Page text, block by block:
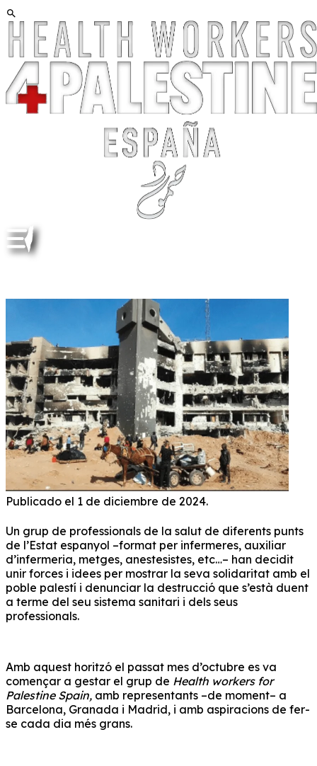
Publicado el 1 de diciembre de 2024.
Un grup de professionals de la salut de diferents punts
de l’Estat espanyol –format per infermeres, auxiliar
d’infermeria, metges, anestesistes, etc…– han decidit
unir forces i idees per mostrar la seva solidaritat amb el
poble palestí i denunciar la destrucció que s’està duent
a terme del seu sistema sanitari i dels seus
professionals.
Amb aquest horitzó el passat mes d’octubre es va
començar a gestar el grup de Health workers for
Palestine Spain, amb representants –de moment– a
Barcelona, Granada i Madrid, i amb aspiracions de fer-
se cada dia més grans.